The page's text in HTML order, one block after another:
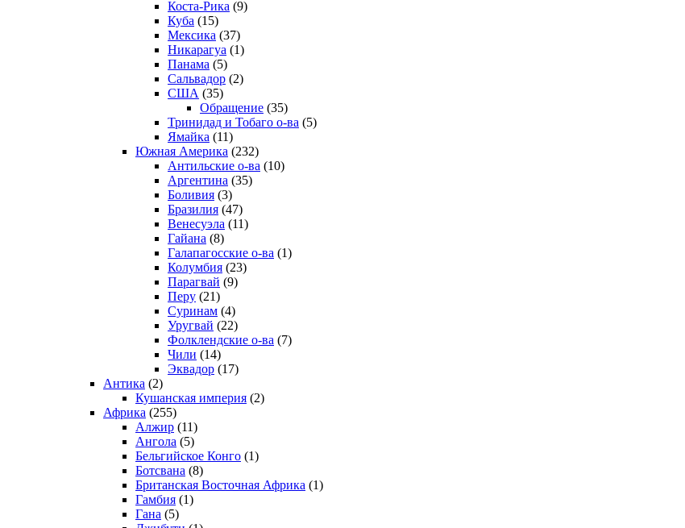
Коста-Рика (9)
Куба (15)
Мексика (37)
Никарагуа (1)
Панама (5)
Сальвадор (2)
США (35)
Обращение (35)
Тринидад и Тобаго о-ва (5)
Ямайка (11)
Южная Америка (232)
Антильские о-ва (10)
Аргентина (35)
Боливия (3)
Бразилия (47)
Венесуэла (11)
Гайана (8)
Галапагосские о-ва (1)
Колумбия (23)
Парагвай (9)
Перу (21)
Суринам (4)
Уругвай (22)
Фолклендские о-ва (7)
Чили (14)
Эквадор (17)
Антика (2)
Кушанская империя (2)
Африка (255)
Алжир (11)
Ангола (5)
Бельгийское Конго (1)
Ботсвана (8)
Британская Восточная Африка (1)
Гамбия (1)
Гана (5)